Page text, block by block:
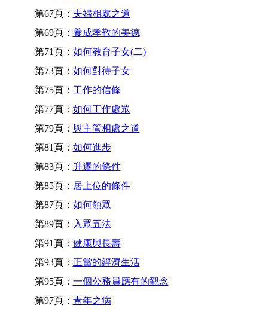
第67頁： 夫婦相處之道
第69頁： 養成孝敬的美德
第71頁： 如何教育子女(二)
第73頁： 如何對待子女
第75頁： 工作的信條
第77頁： 如何工作處眾
第79頁： 與主管相處之道
第81頁： 如何進步
第83頁： 升遷的條件
第85頁： 居上位的條件
第87頁： 如何領眾
第89頁： 入眾五法
第91頁： 健康與長壽
第93頁： 正當的經濟生活
第95頁： 一個公務員應有的觀念
第97頁： 青年之病